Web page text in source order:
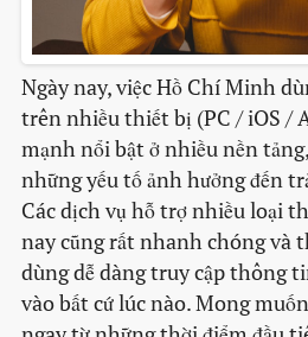
Ngày nay, việc Hồ Chí Minh
trên nhiều thiết bị (PC / iOS /
mạnh nổi bật ở nhiều nền
những yếu tố ảnh hưởng đến
Các dịch vụ hỗ trợ nhiều loại
nay cũng rất nhanh chóng và
dùng dễ dàng truy cập thông
vào bất cứ lúc nào. Mong